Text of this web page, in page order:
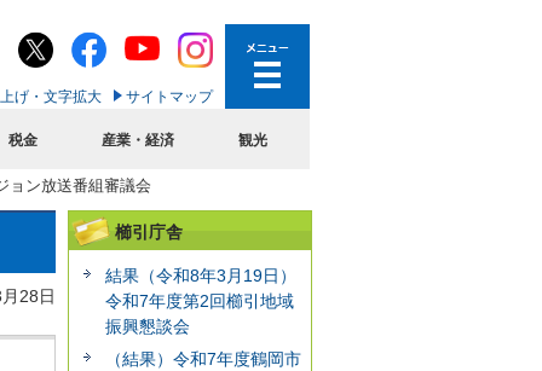
げ・文字拡大 サイトマップ
税金 産業・経済 観光
ョン放送番組審議会
28日
櫛引庁舎
結果（令和8年3月19日）
令和7年度第2回櫛引地域
振興懇談会
（結果）令和7年度鶴岡市